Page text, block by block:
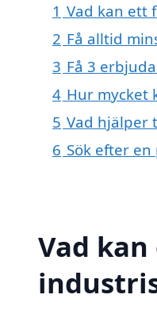
1 Vad kan ett
2 Få alltid
3 Få 3
4 Hur mycket
5 Vad hjälper
6 Sök efter
Vad